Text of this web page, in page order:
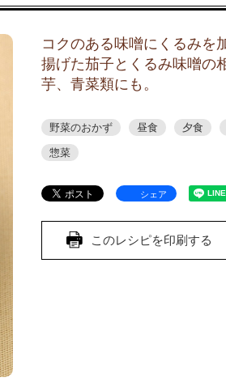
コクのある味噌にくるみを
揚げた茄子とくるみ味噌の
芋、青菜類にも。
野菜のおかず 昼食 夕食
惣菜
シェア
このレシピを印刷する